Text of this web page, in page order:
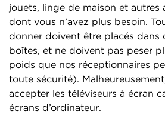
jouets, linge de maison et autres
dont vous n’avez plus besoin.
donner doivent être placés dans
boîtes, et ne doivent pas peser
poids que nos réceptionnaires
toute sécurité).
accepter les téléviseurs à écran
écrans d’ordinateur.